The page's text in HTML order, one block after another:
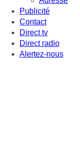
Publicité
Contact
Direct tv
Direct radio
Alertez-nous